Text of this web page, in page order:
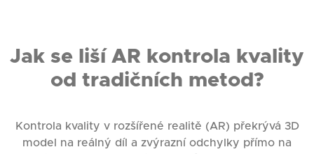
Jak se liší AR kontrola kvality
od tradičních metod?
Kontrola kvality v rozšířené realitě (AR) překrývá 3D
model na reálný díl a zvýrazní odchylky přímo na